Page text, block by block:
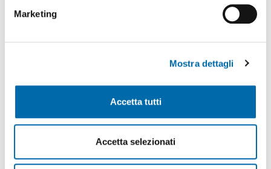
Marketing
Mostra dettagli
Accetta tutti
Accetta selezionati
Autostrade del mare